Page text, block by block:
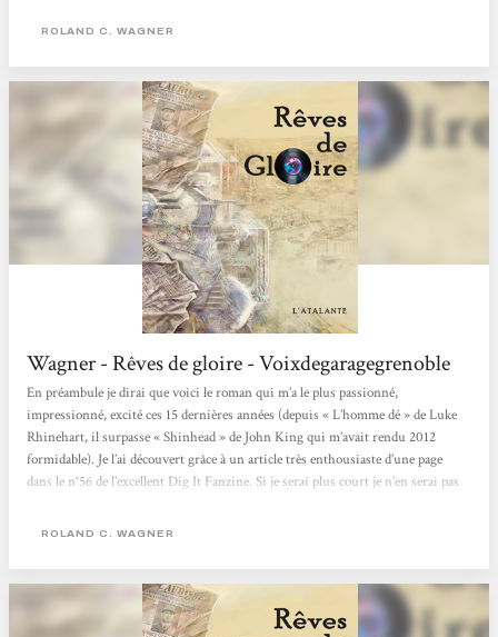
maîtrisé avec un mode narratif particulier fait de très courts « chapitres »
ROLAND C. WAGNER
Wagner - Rêves de gloire - Voixdegaragegrenoble
En préambule je dirai que voici le roman qui m’a le plus passionné,
impressionné, excité ces 15 dernières années (depuis « L’homme dé » de Luke
Rhinehart, il surpasse « Shinhead » de John King qui m’avait rendu 2012
formidable). Je l’ai découvert grâce à un article très enthousiaste d’une page
dans le n°56 de l’excellent Dig It Fanzine. Si je serai plus court je n’en serai pas
‘uchronie Rock’ (mais bien sûr tellement plus que ça) où,...
ROLAND C. WAGNER